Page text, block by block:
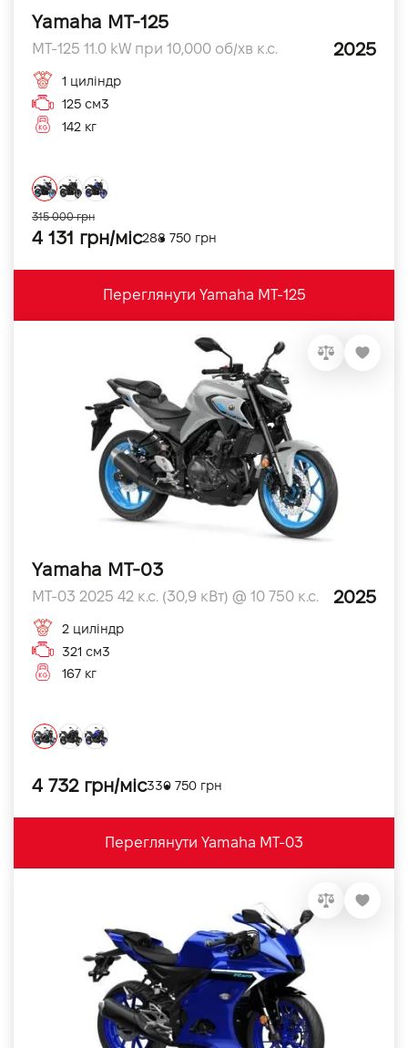
Yamaha MT-125
MT-125 11.0 kW при 10,000 об/хв к.с. 2025
1 циліндр
125 см3
142 кг
4 131 грн/міс288 750 грн
315 000 грн
Переглянути Yamaha MT-125
Yamaha MT-03
MT-03 2025 42 к.с. (30,9 кВт) @ 10 750 к.с. 2025
2 циліндр
321 см3
167 кг
4 732 грн/міс330 750 грн
Переглянути Yamaha MT-03